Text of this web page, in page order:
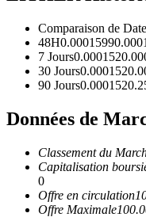
Futures utilisant
Comparaison de Date
48H0.0001599
7 Jours0.000152
30 Jours0.000152
90 Jours0.000152
Données de
Classement du
Capitalisation
0
Offre en circulation
Offre Maximale